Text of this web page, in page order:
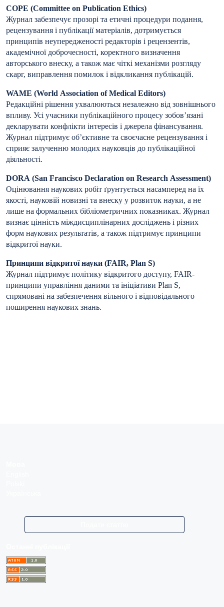
COPE (Committee on Publication Ethics)
Журнал забезпечує прозорі та етичні процедури подання,
рецензування і публікації матеріалів, дотримується
принципів неупередженості редакторів і рецензентів,
академічної доброчесності, коректного визначення
авторського внеску, а також має чіткі механізми розгляду
скарг, виправлення помилок і відкликання публікацій.
WAME (World Association of Medical Editors)
Редакційні рішення ухвалюються незалежно від зовнішнього
впливу. Усі учасники публікаційного процесу зобов’язані
декларувати конфлікти інтересів і джерела фінансування.
Журнал підтримує об’єктивне та своєчасне рецензування і
сприяє залученню молодих науковців до публікаційної
діяльності.
DORA (San Francisco Declaration on Research Assessment)
Оцінювання наукових робіт ґрунтується насамперед на їх
якості, науковій новизні та внеску у розвиток науки, а не
лише на формальних бібліометричних показниках. Журнал
визнає цінність міждисциплінарних досліджень і різних
форм наукових результатів, а також підтримує принципи
відкритої науки.
Принципи відкритої науки (FAIR, Plan S)
Журнал підтримує політику відкритого доступу, FAIR-
принципи управління даними та ініціативи Plan S,
спрямовані на забезпечення вільного і відповідального
поширення наукових знань.